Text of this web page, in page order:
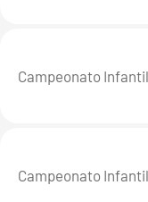
Campeonato
Campeonato